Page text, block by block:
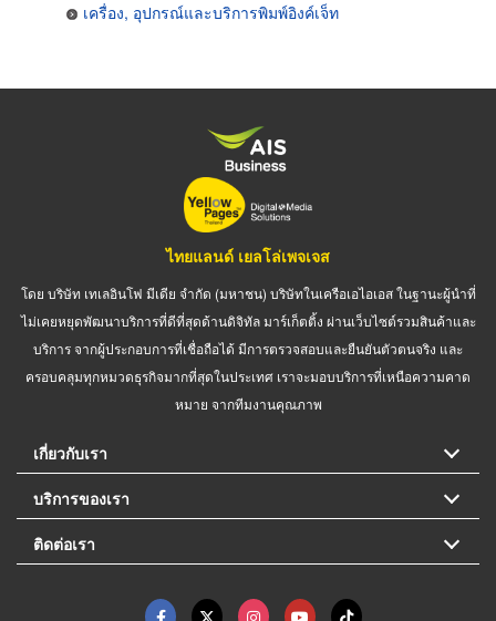
เครื่อง, อุปกรณ์และบริการพิมพ์อิงค์เจ็ท
ไทยแลนด์ เยลโล่เพจเจส
โดย บริษัท เทเลอินโฟ มีเดีย จำกัด (มหาชน) บริษัทในเครือเอไอเอส ในฐานะผู้นำที่
ไม่เคยหยุดพัฒนาบริการที่ดีที่สุดด้านดิจิทัล มาร์เก็ตติ้ง ผ่านเว็บไซต์รวมสินค้าและ
บริการ จากผู้ประกอบการที่เชื่อถือได้ มีการตรวจสอบและยืนยันตัวตนจริง และ
ครอบคลุมทุกหมวดธุรกิจมากที่สุดในประเทศ เราจะมอบบริการที่เหนือความคาด
หมาย จากทีมงานคุณภาพ
เกี่ยวกับเรา
บริการของเรา
ติดต่อเรา